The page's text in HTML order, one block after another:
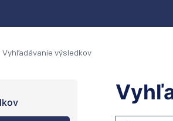
Vyhľadávanie výsledkov